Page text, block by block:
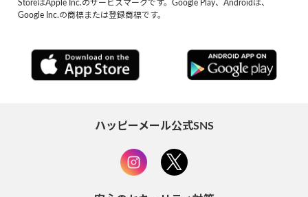
StoreはApple Inc.のサービスマークです。Google Play、Androidは、
Google Inc.の商標または登録商標です。
ハッピーメール公式SNS